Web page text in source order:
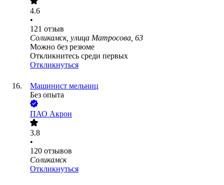
4.6
•
121 отзыв
Соликамск, улица Матросова, 63
Можно без резюме
Откликнитесь среди первых
Откликнуться
Машинист мельниц
Без опыта
ПАО Акрон
3.8
•
120 отзывов
Соликамск
Откликнуться